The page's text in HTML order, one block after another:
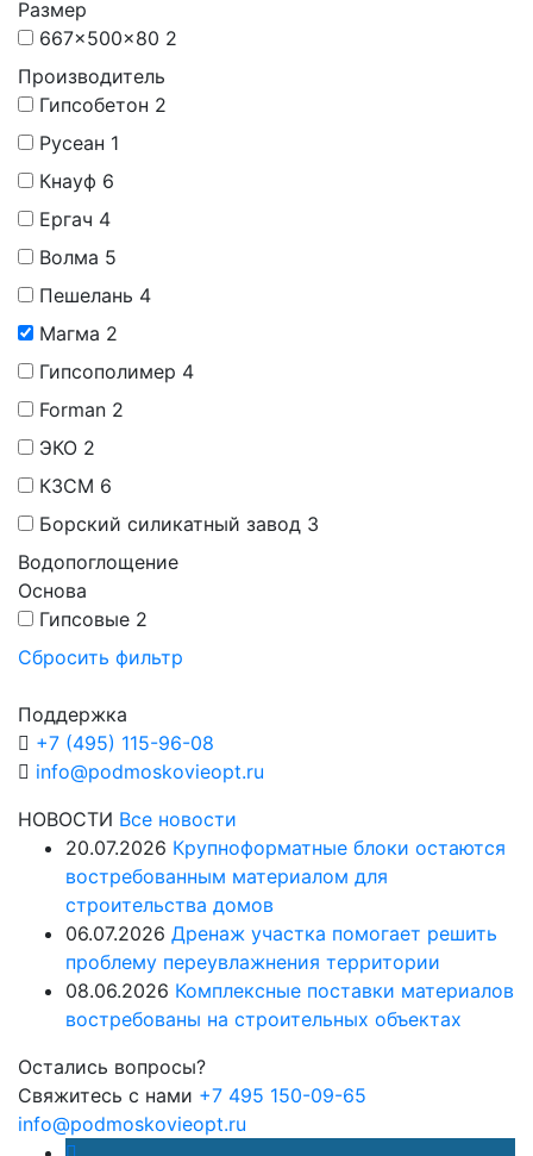
Размер
667x500x80 2
Производитель
Гипсобетон 2
Русеан 1
Кнауф 6
Ергач 4
Волма 5
Пешелань 4
Магма 2
Гипсополимер 4
Forman 2
ЭКО 2
КЗСМ 6
Борский силикатный завод 3
Водопоглощение
Основа
Гипсовые 2
Сбросить фильтр
Поддержка
+7 (495) 115-96-08
info@podmoskovieopt.ru
НОВОСТИ Все новости
20.07.2026 Крупноформатные блоки остаются
востребованным материалом для
строительства домов
06.07.2026 Дренаж участка помогает решить
проблему переувлажнения территории
08.06.2026 Комплексные поставки материалов
востребованы на строительных объектах
Остались вопросы?
Свяжитесь с нами +7 495 150-09-65
info@podmoskovieopt.ru